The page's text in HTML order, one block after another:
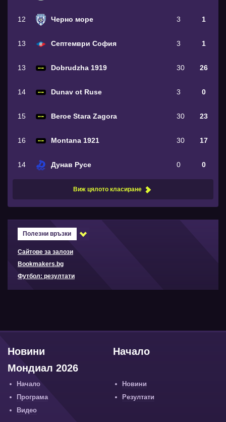
12 Черно море 3 1
13 Септември София 3 1
13 Dobrudzha 1919 30 26
14 Dunav ot Ruse 3 0
15 Beroe Stara Zagora 30 23
16 Montana 1921 30 17
14 Дунав Русе 0 0
Виж цялото класиране
Полезни връзки
Сайтове за залози
Bookmakers.bg
Футбол: резултати
Начало
Новини
Мондиал 2026
Начало
Новини
Програма
Резултати
Видео